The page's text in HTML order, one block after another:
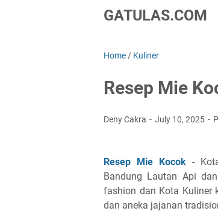
GATULAS.COM
Home / Kuliner
Resep Mie
Deny Cakra July 10, 2025
Resep Mie Kocok- Kota
Bandung Lautan Api
fashion dan Kota Kuliner
dan aneka jajanan